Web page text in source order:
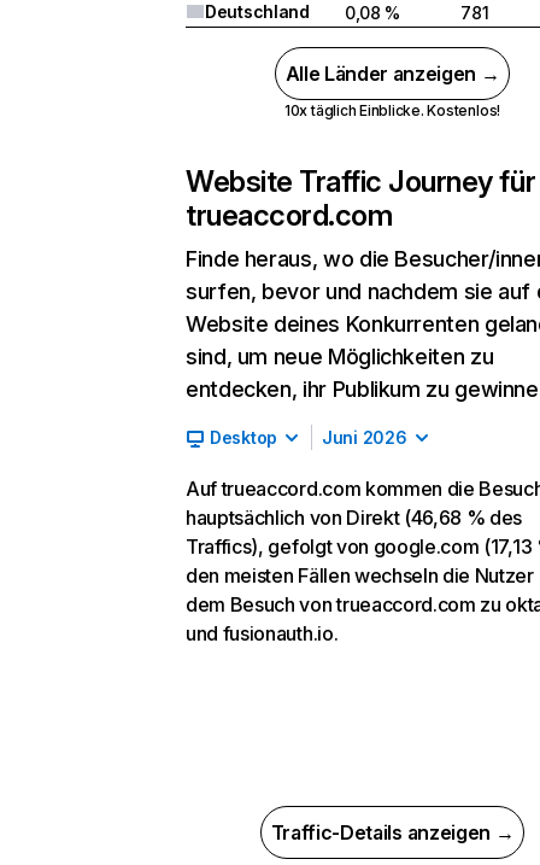
Deutschland
0,08 % 781
Alle Länder anzeigen →
10x täglich Einblicke. Kostenlos!
Website Traffic Journey für
trueaccord.com
Finde heraus, wo die Besucher/
surfen, bevor und nachdem sie auf
Website deines Konkurrenten
sind, um neue Möglichkeiten zu
entdecken, ihr Publikum zu
Desktop Juni 2026
Auf trueaccord.com kommen die
hauptsächlich von Direkt (46,68 % des
Traffics), gefolgt von google.com (17,13
den meisten Fällen wechseln die Nutzer
dem Besuch von trueaccord.com zu
und fusionauth.io.
Traffic-Details anzeigen →